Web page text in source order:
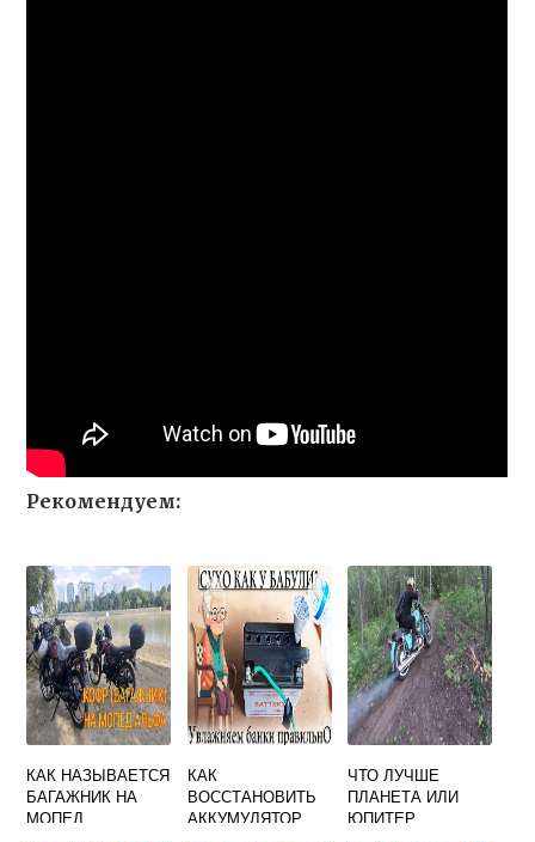
Рекомендуем:
КАК НАЗЫВАЕТСЯ
БАГАЖНИК НА
МОПЕД
КАК
ВОССТАНОВИТЬ
АККУМУЛЯТОР
ЧТО ЛУЧШЕ
ПЛАНЕТА ИЛИ
ЮПИТЕР